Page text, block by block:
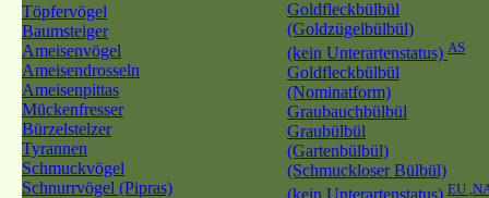
Töpfervögel
Baumsteiger
Ameisenvögel
Ameisendrosseln
Ameisenpittas
Mückenfresser
Bürzelstelzer
Tyrannen
Schmuckvögel
Schnurrvögel (Pipras)
Goldfleckbülbül
(Goldzügelbülbül)
(kein Unterartenstatus) AS
Goldfleckbülbül
(Nominatform)
Graubauchbülbül
Graubülbül
(Gartenbülbül)
(Schmuckloser Bülbül)
EU